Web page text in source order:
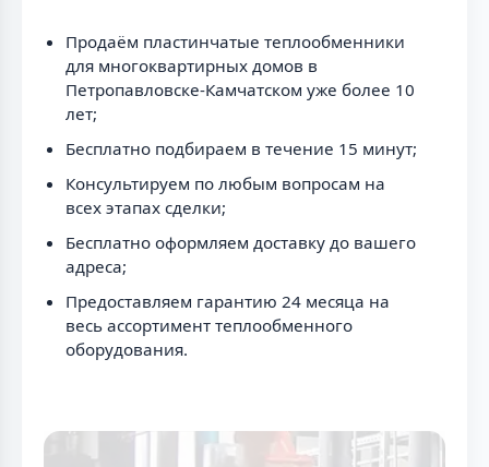
Продаём пластинчатые теплообменники
для многоквартирных домов в
Петропавловске-Камчатском уже более 10
лет;
Бесплатно подбираем в течение 15 минут;
Консультируем по любым вопросам на
всех этапах сделки;
Бесплатно оформляем доставку до вашего
адреса;
Предоставляем гарантию 24 месяца на
весь ассортимент теплообменного
оборудования.